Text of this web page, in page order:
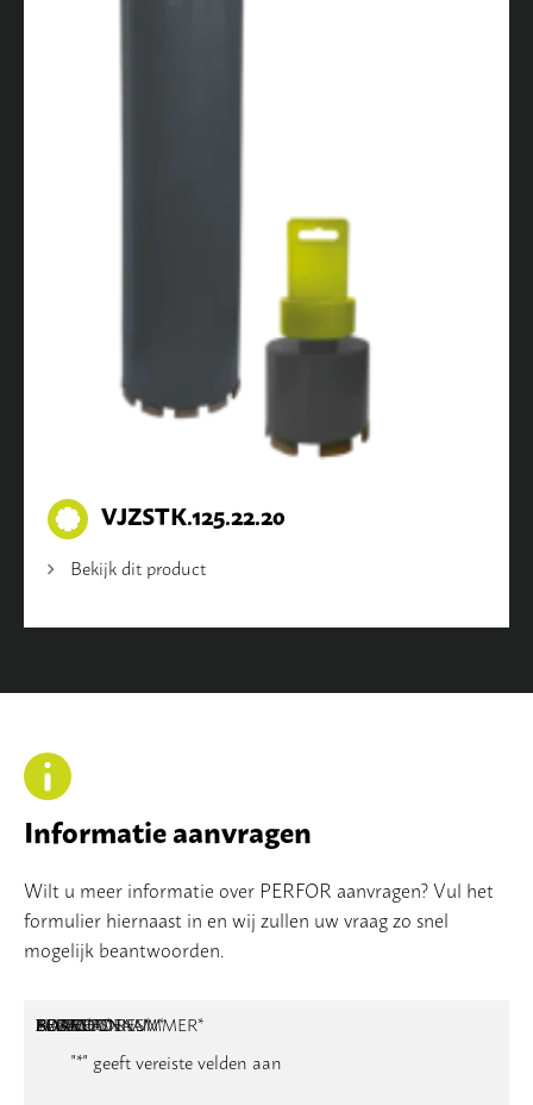
VJZSTK.125.22.20
Bekijk dit product
Informatie aanvragen
Wilt u meer informatie over PERFOR aanvragen? Vul het
formulier hiernaast in en wij zullen uw vraag zo snel
mogelijk beantwoorden.
"*" geeft vereiste velden aan
NAAM*
BEDRIJFSNAAM*
E-MAILADRES*
TELEFOONNUMMER*
POSTCODE
ADRES
BERICHT*